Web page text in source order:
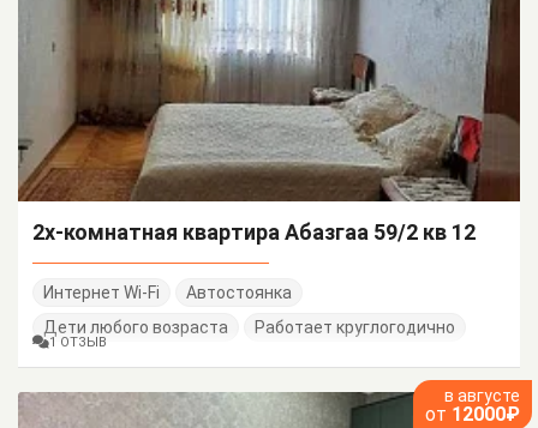
2х-комнатная квартира Абазгаа 59/2 кв 12
Интернет Wi-Fi
Автостоянка
Дети любого возраста
Работает круглогодично
1 ОТЗЫВ
в августе
от 12000₽